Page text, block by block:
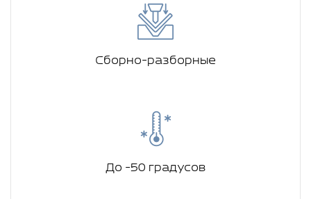
Сборно-разборные
До -50 градусов